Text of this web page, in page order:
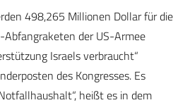
498,265 Millionen Dollar für die
-Abfangraketen der US-Armee
Israels verbraucht“
des Kongresses. Es
heißt es in dem